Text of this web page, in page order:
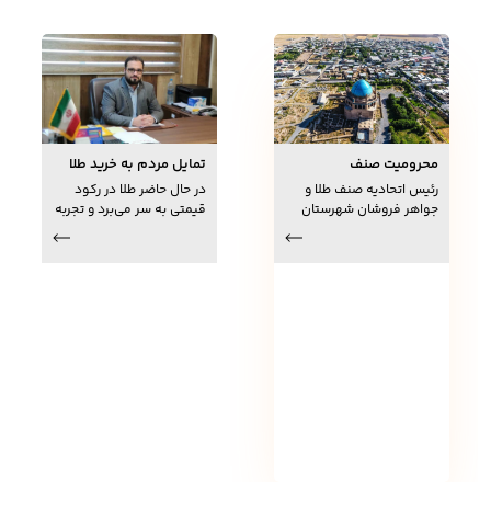
محرومیت صنف
طلاوجواهر خدابنده
رئیس اتحادیه صنف طلا و
جواهر فروشان شهرستان
تمایل مردم به خرید طلا
در زمان گرانی
در حال حاضر طلا در رکود
قیمتی به سر می‌برد و تجربه